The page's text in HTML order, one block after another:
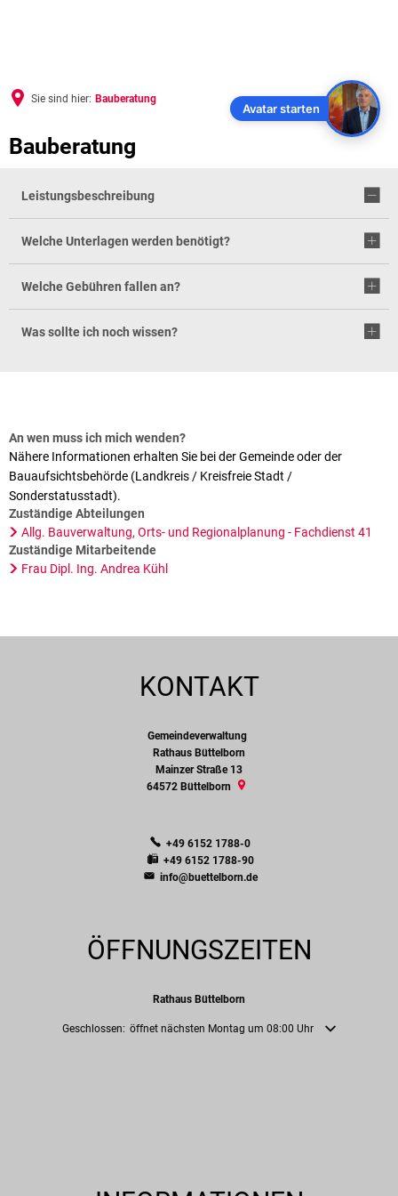
Sie sind hier: Bauberatung
Bauberatung
Leistungsbeschreibung
Welche Unterlagen werden benötigt?
Welche Gebühren fallen an?
Was sollte ich noch wissen?
An wen muss ich mich wenden?
Nähere Informationen erhalten Sie bei der Gemeinde oder der
Bauaufsichtsbehörde (Landkreis / Kreisfreie Stadt /
Sonderstatusstadt).
Zuständige Abteilungen
Allg. Bauverwaltung, Orts- und Regionalplanung - Fachdienst 41
Zuständige Mitarbeitende
Frau Dipl. Ing. Andrea Kühl
KONTAKT
Gemeindeverwaltung
Rathaus Büttelborn
Mainzer Straße 13
64572 Büttelborn
+49 6152 1788-0
+49 6152 1788-90
info@buettelborn.de
ÖFFNUNGSZEITEN
Rathaus Büttelborn
Klicken, um weitere Öffnungs- oder Schließzeiten auszublenden
Geschlossen: öffnet nächsten Montag um 08:00 Uhr
Avatar starten